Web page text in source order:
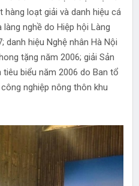
loạt giải và danh hiệu cá
làng nghề do Hiệp hội Làng
danh hiệu Nghệ nhân Hà Nội
tặng năm 2006; giải Sản
biểu năm 2006 do Ban tổ
nghiệp nông thôn khu